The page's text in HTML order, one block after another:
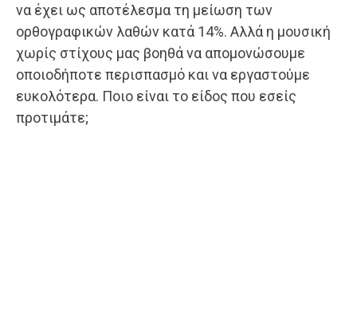
να έχει ως αποτέλεσμα τη μείωση των
ορθογραφικών λαθών κατά 14%. Αλλά η μουσική
χωρίς στίχους μας βοηθά να απομονώσουμε
οποιοδήποτε περισπασμό και να εργαστούμε
ευκολότερα. Ποιο είναι το είδος που εσείς
προτιμάτε;